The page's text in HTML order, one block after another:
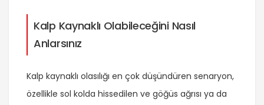
Kalp Kaynaklı Olabileceğini Nasıl
Anlarsınız
Kalp kaynaklı olasılığı en çok düşündüren senaryon,
özellikle sol kolda hissedilen ve göğüs ağrısı ya da